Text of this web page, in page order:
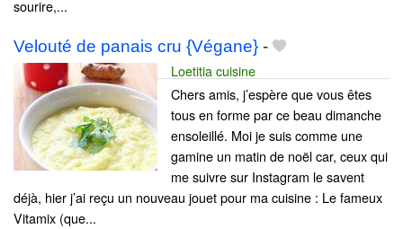
sourire,...
Velouté de panais cru {Végane} -
Loetitia cuisine
Chers amis, j’espère que vous êtes
tous en forme par ce beau dimanche
ensoleillé. Moi je suis comme une
gamine un matin de noël car, ceux qui
me suivre sur Instagram le savent
déjà, hier j’ai reçu un nouveau jouet pour ma cuisine : Le fameux
Vitamix (que...